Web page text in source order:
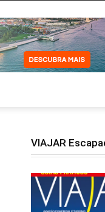
VIAJAR